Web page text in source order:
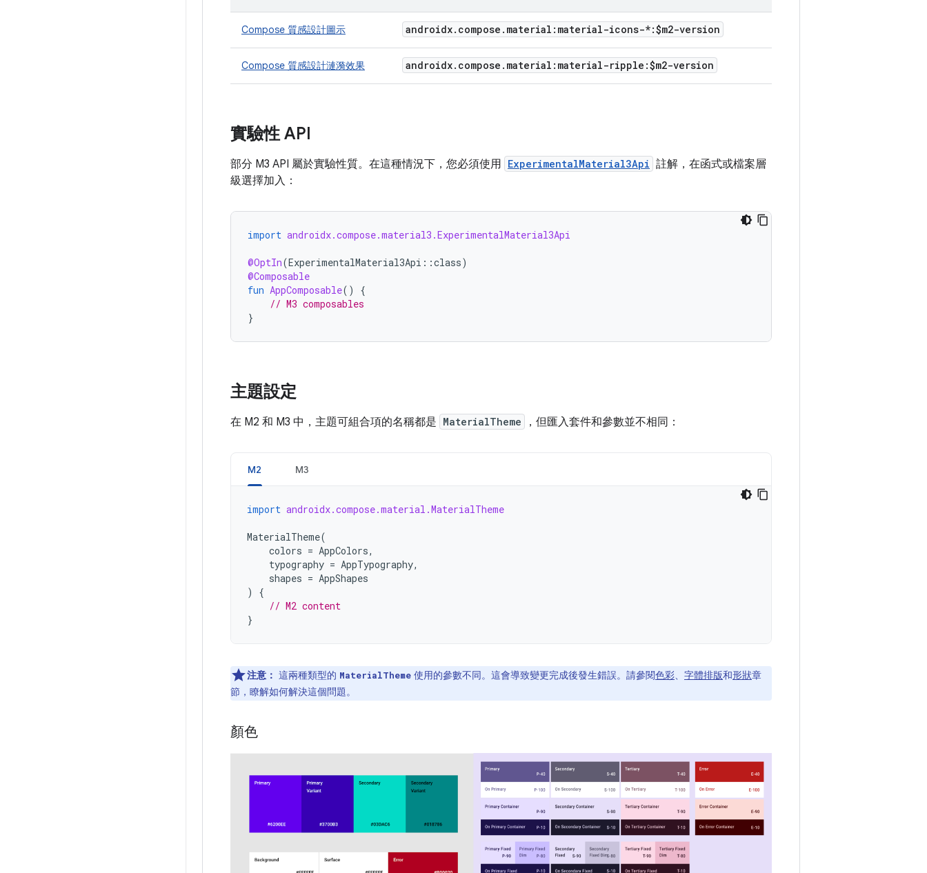
Compose 質感設計圖示 androidx. compose . material:material-icons-*:$m2-version
Compose 質感設計漣漪效果 androidx. compose . material:material-ripple:$m2-version
實驗性 API
部分 M3 API 屬於實驗性質。在這種情況下，您必須使用 ExperimentalMaterial3Api 註解，在函式或檔案層
級選擇加入：
import androidx.compose.material3.ExperimentalMaterial3Api
@OptIn(ExperimentalMaterial3Api ::class)
@Composable
fun AppComposable()
{
// M3 composables
}
主題設定
在 M2 和 M3 中，主題可組合項的名稱都是 MaterialTheme ，但匯入套件和參數並不相同：
M2 M3
import androidx.compose.material.MaterialTheme
MaterialTheme(
colors = AppColors,
typography = AppTypography,
shapes = AppShapes
)
{
// M2 content
}
注意： 這兩種類型的 MaterialTheme 使用的參數不同。這會導致變更完成後發生錯誤。請參閱色彩、 字體排版和形狀章
節，瞭解如何解決這個問題。
顏色